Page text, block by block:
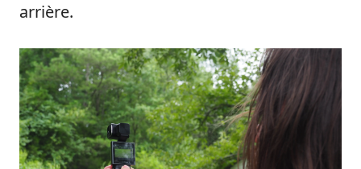
arrière.